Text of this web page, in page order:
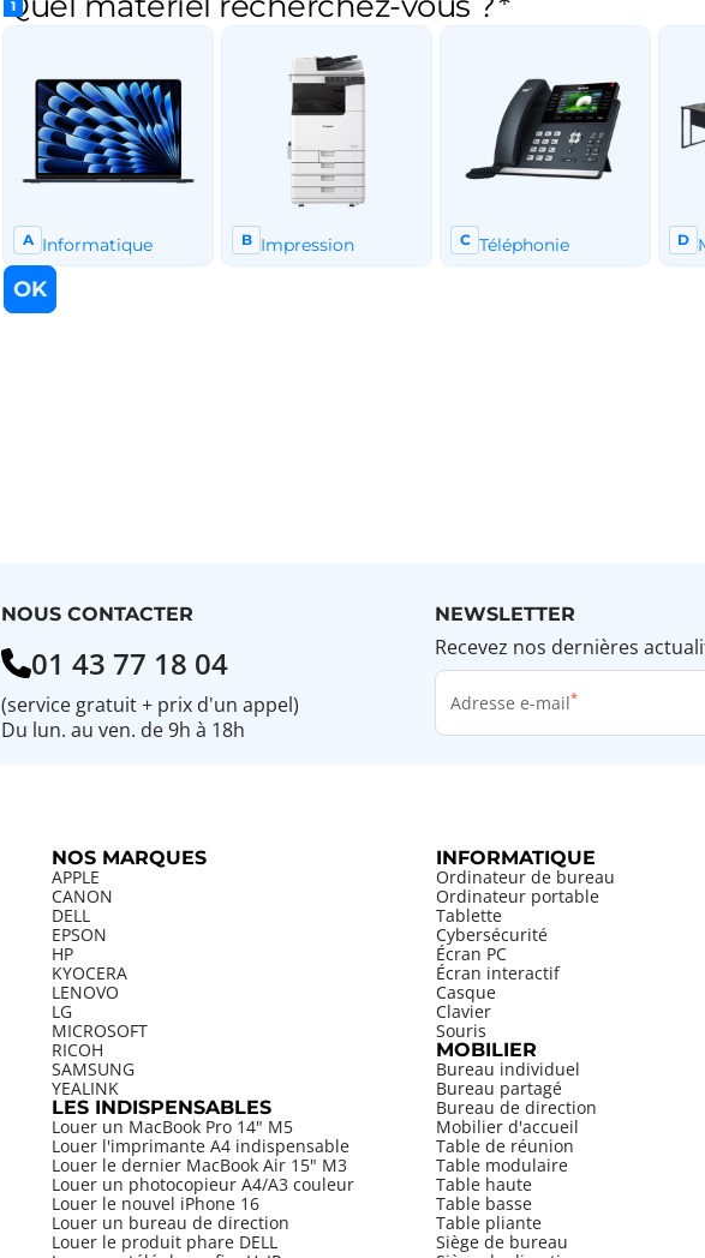
NOUS CONTACTER
01 43 77 18 04
(service gratuit + prix d'un appel)
Du lun. au ven. de 9h à 18h
NEWSLETTER
Recevez nos dernières
Adresse e-mail
NOS MARQUES
APPLE
CANON
DELL
EPSON
HP
KYOCERA
LENOVO
LG
MICROSOFT
RICOH
SAMSUNG
YEALINK
LES INDISPENSABLES
Louer un MacBook Pro 14" M5
Louer l'imprimante A4 indispensable
Louer le dernier MacBook Air 15" M3
Louer un photocopieur A4/A3 couleur
Louer le nouvel iPhone 16
Louer un bureau de direction
Louer le produit phare DELL
INFORMATIQUE
Ordinateur de bureau
Ordinateur portable
Tablette
Cybersécurité
Écran PC
Écran interactif
Casque
Clavier
Souris
MOBILIER
Bureau individuel
Bureau partagé
Bureau de direction
Mobilier d'accueil
Table de réunion
Table modulaire
Table haute
Table basse
Table pliante
Siège de bureau